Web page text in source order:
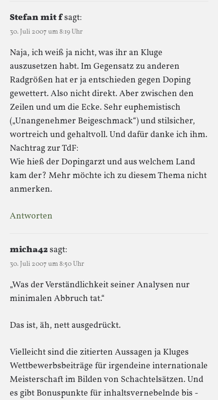
Stefan mit fsagt:
30. Juli 2007 um 8:19 Uhr
Naja, ich weiß ja nicht, was ihr an Kluge
auszusetzen habt. Im Gegensatz zu anderen
Radgrößen hat er ja entschieden gegen Doping
gewettert. Also nicht direkt. Aber zwischen den
Zeilen und um die Ecke. Sehr euphemistisch
(„Unangenehmer Beigeschmack“) und stilsicher,
wortreich und gehaltvoll. Und dafür danke ich ihm.
Nachtrag zur TdF:
Wie hieß der Dopingarzt und aus welchem Land
kam der? Mehr möchte ich zu diesem Thema nicht
anmerken.
Antworten
micha42sagt:
30. Juli 2007 um 8:50 Uhr
„Was der Verständlichkeit seiner Analysen nur
minimalen Abbruch tat.“
Das ist, äh, nett ausgedrückt.
Vielleicht sind die zitierten Aussagen ja Kluges
Wettbewerbsbeiträge für irgendeine internationale
Meisterschaft im Bilden von Schachtelsätzen. Und
es gibt Bonuspunkte für inhaltsvernebelnde bis -